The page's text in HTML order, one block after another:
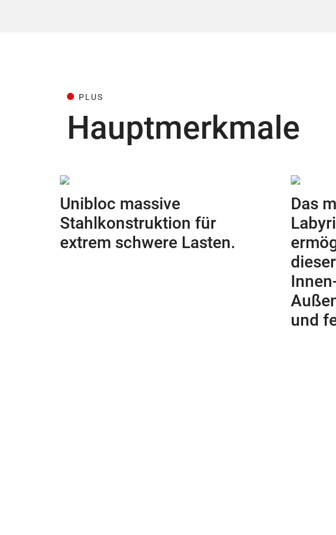
PLUS
Hauptmerkmale
Unibloc massive
Stahlkonstruktion für
extrem schwere Lasten.
Das
und